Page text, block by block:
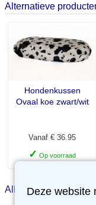
Alternatieve
Hondenkussen
Ovaal koe zwart/wit
Vanaf € 36.95
✓ Op voorraad
Alles overDeze website